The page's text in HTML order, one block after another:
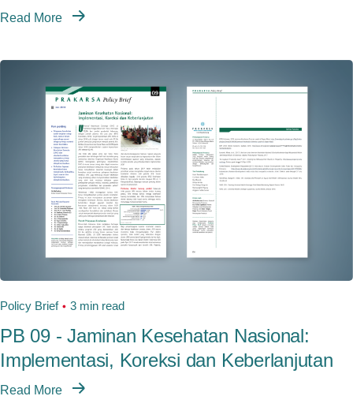
Read More
Policy Brief 3 min read
PB 09 - Jaminan Kesehatan Nasional:
Implementasi, Koreksi dan Keberlanjutan
Read More